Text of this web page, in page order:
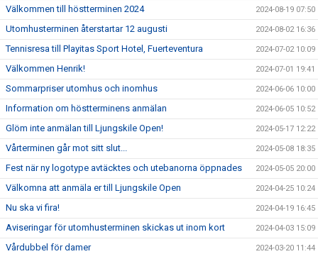
Välkommen till höstterminen 2024 2024-08-19 07:50
Utomhusterminen återstartar 12 augusti 2024-08-02 16:36
Tennisresa till Playitas Sport Hotel, Fuerteventura 2024-07-02 10:09
Välkommen Henrik! 2024-07-01 19:41
Sommarpriser utomhus och inomhus 2024-06-06 10:00
Information om höstterminens anmälan 2024-06-05 10:52
Glöm inte anmälan till Ljungskile Open! 2024-05-17 12:22
Vårterminen går mot sitt slut... 2024-05-08 18:35
Fest när ny logotype avtäcktes och utebanorna öppnades 2024-05-05 20:00
Välkomna att anmäla er till Ljungskile Open 2024-04-25 10:24
Nu ska vi fira! 2024-04-19 16:45
Aviseringar för utomhusterminen skickas ut inom kort 2024-04-03 15:09
Vårdubbel för damer 2024-03-20 11:44